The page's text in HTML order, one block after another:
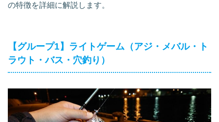
の特徴を詳細に解説します。
【グループ1】ライトゲーム（アジ・メバル・ト
ラウト・バス・穴釣り）